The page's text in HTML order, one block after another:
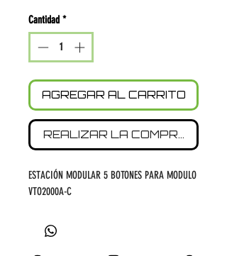
Cantidad *
AGREGAR AL CARRITO
REALIZAR LA COMPRA
ESTACIÓN MODULAR 5 BOTONES PARA MODULO
VTO2000A-C